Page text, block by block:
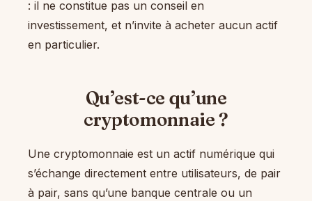
: il ne constitue pas un conseil en
investissement, et n’invite à acheter aucun actif
en particulier.
Qu’est-ce qu’une
cryptomonnaie ?
Une cryptomonnaie est un actif numérique qui
s’échange directement entre utilisateurs, de pair
à pair, sans qu’une banque centrale ou un